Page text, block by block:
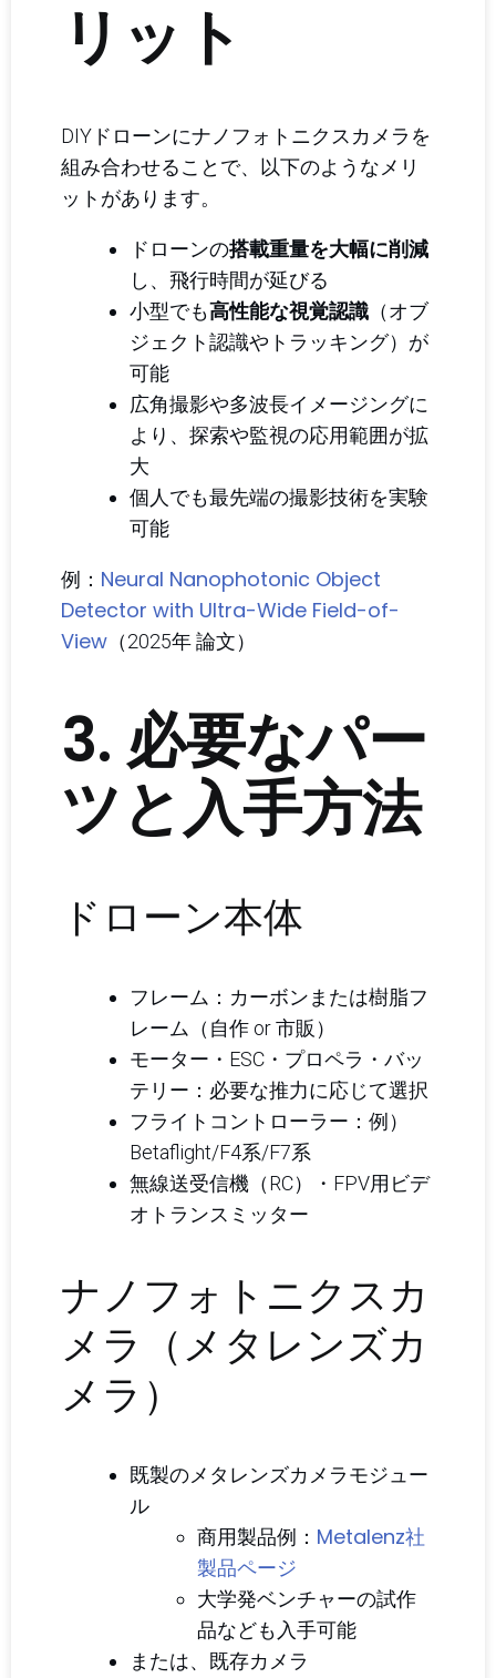
リット
DIYドローンにナノフォトニクスカメラを
組み合わせることで、以下のようなメリ
ットがあります。
ドローンの搭載重量を大幅に削減
し、飛行時間が延びる
小型でも高性能な視覚認識（オブ
ジェクト認識やトラッキング）が
可能
広角撮影や多波長イメージングに
より、探索や監視の応用範囲が拡
大
個人でも最先端の撮影技術を実験
可能
例： Neural Nanophotonic Object
Detector with Ultra-Wide Field-of-
View （2025年 論文）
3. 必要なパー
ツと入手方法
ドローン本体
フレーム：カーボンまたは樹脂フ
レーム（自作 or 市販）
モーター・ESC・プロペラ・バッ
テリー：必要な推力に応じて選択
フライトコントローラー：例）
Betaflight/F4系/F7系
無線送受信機（RC）・FPV用ビデ
オトランスミッター
ナノフォトニクスカ
メラ（メタレンズカ
メラ）
既製のメタレンズカメラモジュー
ル
商用製品例： Metalenz社
製品ページ
大学発ベンチャーの試作
品なども入手可能
または、既存カメラ